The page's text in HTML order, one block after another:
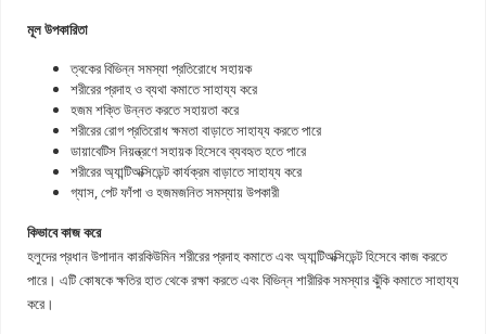
মূল উপকারিতা
ত্বকের বিভিন্ন সমস্যা প্রতিরোধে সহায়ক
শরীরের প্রদাহ ও ব্যথা কমাতে সাহায্য করে
হজম শক্তি উন্নত করতে সহায়তা করে
শরীরের রোগ প্রতিরোধ ক্ষমতা বাড়াতে সাহায্য করতে পারে
ডায়াবেটিস নিয়ন্ত্রণে সহায়ক হিসেবে ব্যবহৃত হতে পারে
শরীরের অ্যান্টিঅক্সিডেন্ট কার্যক্রম বাড়াতে সাহায্য করে
গ্যাস, পেট ফাঁপা ও হজমজনিত সমস্যায় উপকারী
কিভাবে কাজ করে
হলুদের প্রধান উপাদান কারকিউমিন শরীরের প্রদাহ কমাতে এবং অ্যান্টিঅক্সিডেন্ট হিসেবে কাজ করতে
পারে। এটি কোষকে ক্ষতির হাত থেকে রক্ষা করতে এবং বিভিন্ন শারীরিক সমস্যার ঝুঁকি কমাতে সাহায্য
করে।